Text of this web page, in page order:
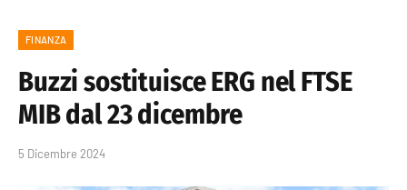
FINANZA
Buzzi sostituisce ERG nel FTSE
MIB dal 23 dicembre
5 Dicembre 2024